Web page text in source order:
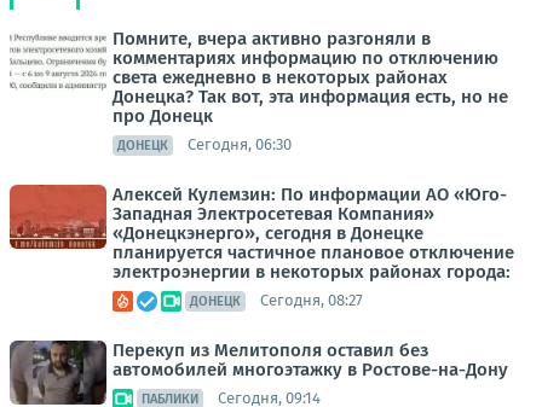
Помните, вчера активно разгоняли в
комментариях информацию по отключению
света ежедневно в некоторых районах
Донецка? Так вот, эта информация есть, но не
про Донецк
ДОНЕЦК Сегодня, 06:30
Алексей Кулемзин: По информации АО «Юго-
Западная Электросетевая Компания»
«Донецкэнерго», сегодня в Донецке
планируется частичное плановое отключение
электроэнергии в некоторых районах города:
ДОНЕЦК Сегодня, 08:27
Перекуп из Мелитополя оставил без
автомобилей многоэтажку в Ростове-на-Дону
ПАБЛИКИ Сегодня, 09:14